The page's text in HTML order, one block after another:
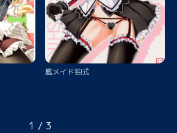
艦メイド独式
1 / 3